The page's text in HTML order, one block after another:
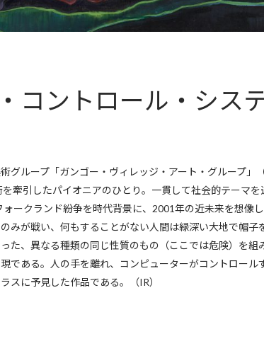
コントロール・シス
グループ「ガンゴー・ヴィレッジ・アート・グループ」
牽引したパイオニアのひとり。一貫して社会的テーマ
ークランド紛争を時代背景に、2001年の近未来を想像
みが戦い、何もすることがない人間は緑深い大地で帽子
た、異なる種類の同じ性質のもの（ここでは危険）を組
である。人の手を離れ、コンピューターがコントロール
スに予見した作品である。（IR）